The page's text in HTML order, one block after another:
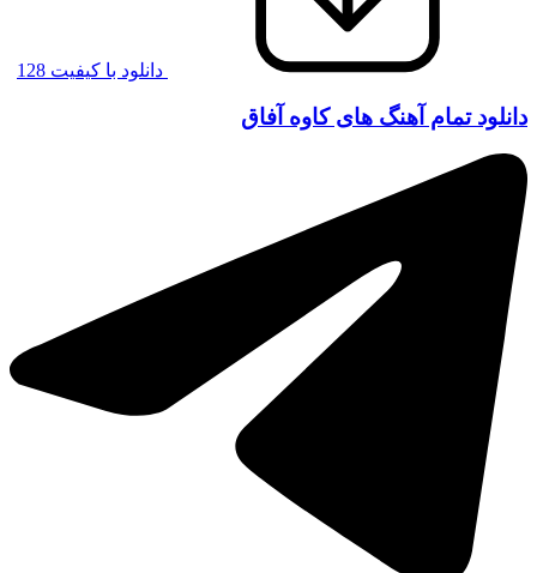
دانلود با کیفیت 128
دانلود تمام آهنگ های کاوه آفاق